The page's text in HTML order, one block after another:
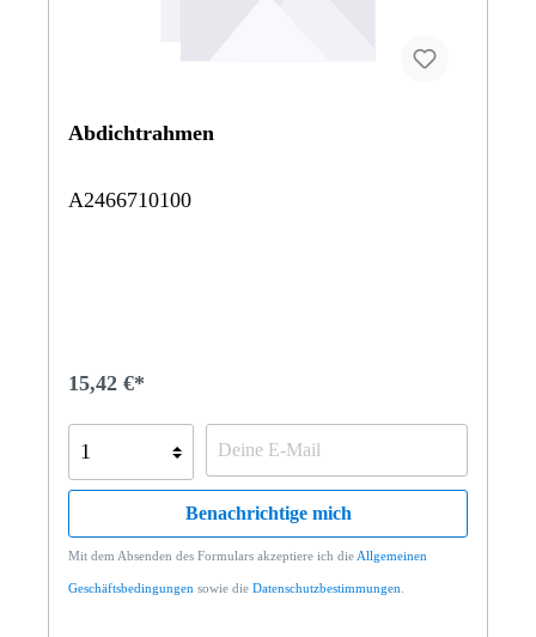
Abdichtrahmen
A2466710100
15,42 €*
Benachrichtige mich
Mit dem Absenden des Formulars akzeptiere ich die Allgemeinen
Geschäftsbedingungen sowie die Datenschutzbestimmungen